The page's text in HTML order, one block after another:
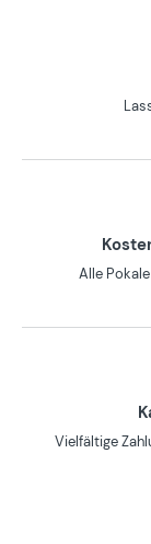
Alle
Vielfältige